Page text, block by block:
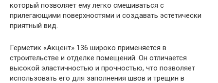
который позволяет ему легко смешиваться с
прилегающими поверхностями и создавать эстетически
приятный вид.
Герметик «Акцент» 136 широко применяется в
строительстве и отделке помещений. Он отличается
высокой эластичностью и прочностью, что позволяет
использовать его для заполнения швов и трещин в